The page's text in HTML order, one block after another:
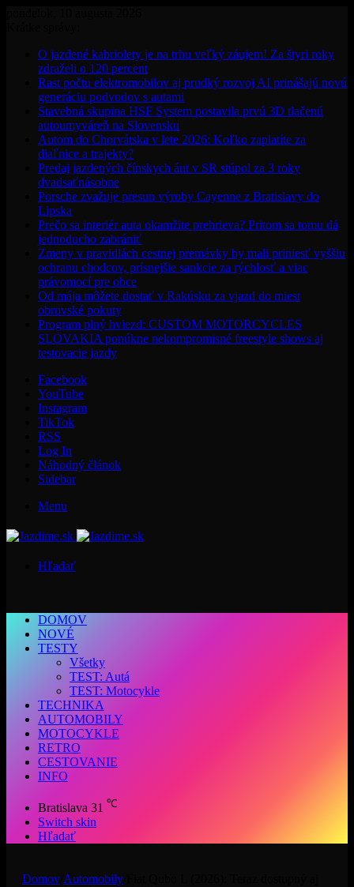
O jazdené kabriolety je na trhu veľký záujem! Za štyri roky
zdraželi o 120 percent
Rast počtu elektromobilov aj prudký rozvoj AI prinášajú novú
generáciu podvodov s autami
Stavebná skupina HSF System postavila prvú 3D tlačenú
autoumyváreň na Slovensku
Autom do Chorvátska v lete 2026: Koľko zaplatíte za
diaľnice a trajekty?
Predaj jazdených čínskych áut v SR stúpol za 3 roky
dvadsaťnásobne
Porsche zvažuje presun výroby Cayenne z Bratislavy do
Lipska
Prečo sa interiér auta okamžite prehrieva? Pritom sa tomu dá
jednoducho zabrániť
Zmeny v pravidlách cestnej premávky by mali priniesť vyššiu
ochranu chodcov, prísnejšie sankcie za rýchlosť a viac
právomocí pre obce
Od mája môžete dostať v Rakúsku za vjazd do miest
obrovské pokuty
Program plný hviezd: CUSTOM MOTORCYCLES
SLOVAKIA ponúkne nekompromisné freestyle shows aj
testovacie jazdy
Facebook
YouTube
Instagram
TikTok
RSS
Log In
Náhodný článok
Sidebar
Menu
Hľadať
DOMOV
NOVÉ
TESTY
Všetky
TEST: Autá
TEST: Motocykle
TECHNIKA
AUTOMOBILY
MOTOCYKLE
RETRO
CESTOVANIE
INFO
Bratislava 31 ℃
Switch skin
Hľadať
Domov Automobily